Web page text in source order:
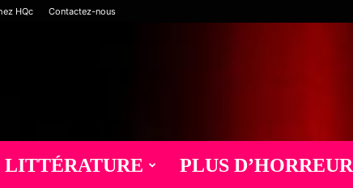
HQc Contactez-nous
LITTÉRATURE PLUS D’HORREUR